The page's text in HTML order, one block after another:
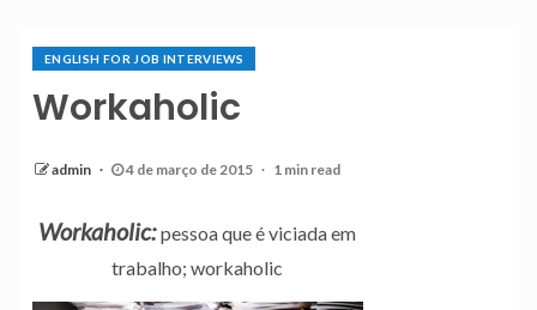
ENGLISH FOR JOB INTERVIEWS
Workaholic
admin 4 de março de 2015 1 min read
Workaholic:pessoa que é viciada em
trabalho; workaholic